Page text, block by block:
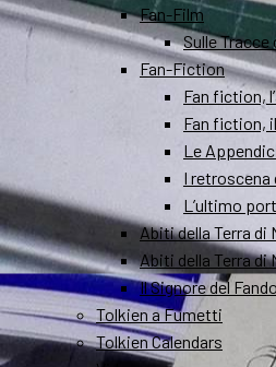
Fan-Film
Sulle
Fan-Fiction
Fan fiction,
Fan fiction,
Le
I retroscena
L’ultimo
Abiti della Terra di
Abiti della Terra di
Il Signore del
Tolkien a Fumetti
Tolkien Calendars